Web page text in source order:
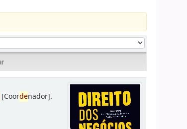
[Coordenador].